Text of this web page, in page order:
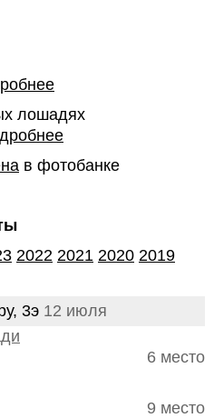
лошадях
в фотобанке
2022 2021 2020 2019
3э 12 июля
6 место
9 место